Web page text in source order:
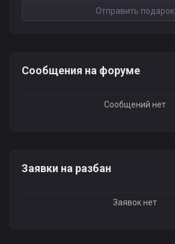
Отправить подарок
Сообщения на форуме
Сообщений нет
Заявки на разбан
Заявок нет